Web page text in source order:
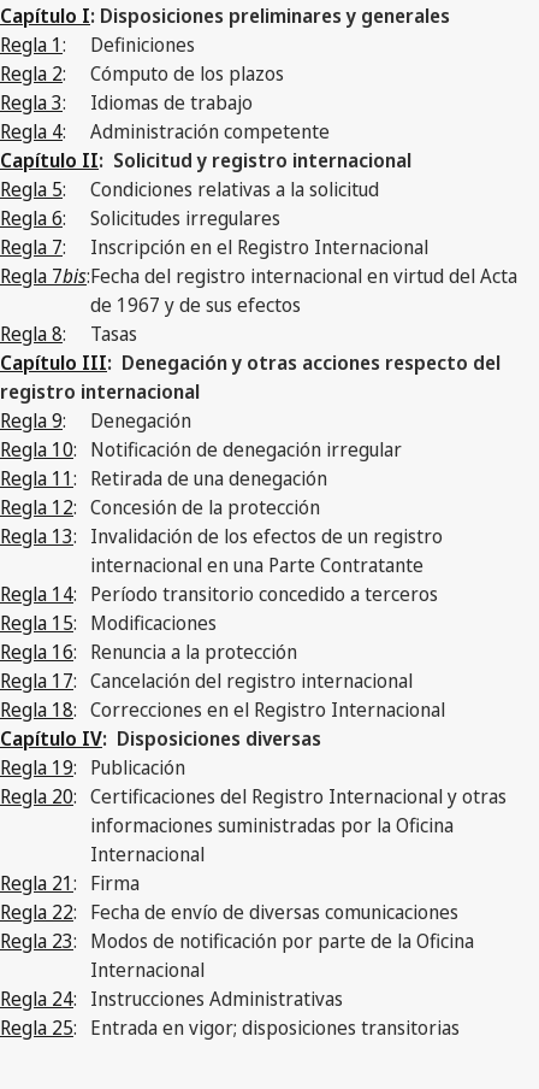
Capítulo I: Disposiciones preliminares y generales
Regla 1:
Definiciones
Regla 2:
Cómputo de los plazos
Regla 3:
Idiomas de trabajo
Regla 4:
Administración competente
Capítulo II: Solicitud y registro internacional
Regla 5:
Condiciones relativas a la solicitud
Regla 6:
Solicitudes irregulares
Regla 7:
Inscripción en el Registro Internacional
Regla 7bis:Fecha del registro internacional en virtud del Acta
de 1967 y de sus efectos
Regla 8:
Tasas
Capítulo III: Denegación y otras acciones respecto del
registro internacional
Regla 9:
Denegación
Regla 10: Notificación de denegación irregular
Regla 11: Retirada de una denegación
Regla 12: Concesión de la protección
Regla 13: Invalidación de los efectos de un registro
internacional en una Parte Contratante
Regla 14: Período transitorio concedido a terceros
Regla 15: Modificaciones
Regla 16: Renuncia a la protección
Regla 17: Cancelación del registro internacional
Regla 18: Correcciones en el Registro Internacional
Capítulo IV: Disposiciones diversas
Regla 19: Publicación
Regla 20: Certificaciones del Registro Internacional y otras
informaciones suministradas por la Oficina
Internacional
Regla 21: Firma
Regla 22: Fecha de envío de diversas comunicaciones
Regla 23: Modos de notificación por parte de la Oficina
Internacional
Regla 24: Instrucciones Administrativas
Regla 25: Entrada en vigor; disposiciones transitorias